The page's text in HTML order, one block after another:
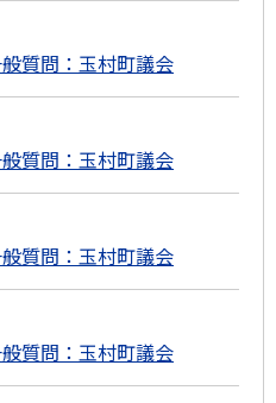
質問：玉村町議会
質問：玉村町議会
質問：玉村町議会
質問：玉村町議会